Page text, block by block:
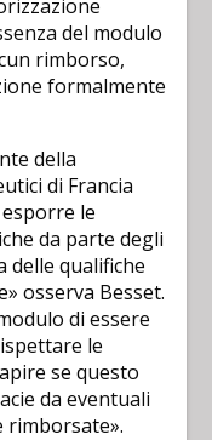
del modulo
rimborso,
formalmente
della
di Francia
le
da parte degli
delle qualifiche
osserva Besset.
di essere
le
se questo
da eventuali
rimborsate».